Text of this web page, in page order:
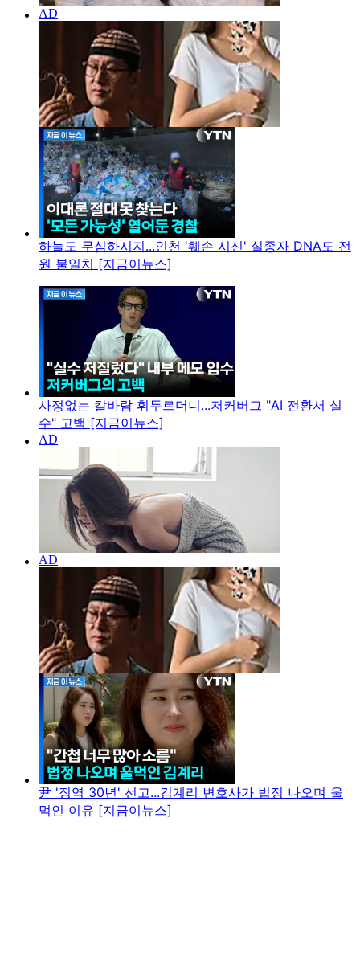
하늘도 무심하시지...인천 '훼손 시신' 실종자 DNA도 전
원 불일치 [지금이뉴스]
사정없는 칼바람 휘두르더니...저커버그 "AI 전환서 실
수" 고백 [지금이뉴스]
尹 '징역 30년' 선고...김계리 변호사가 법정 나오며 울
먹인 이유 [지금이뉴스]